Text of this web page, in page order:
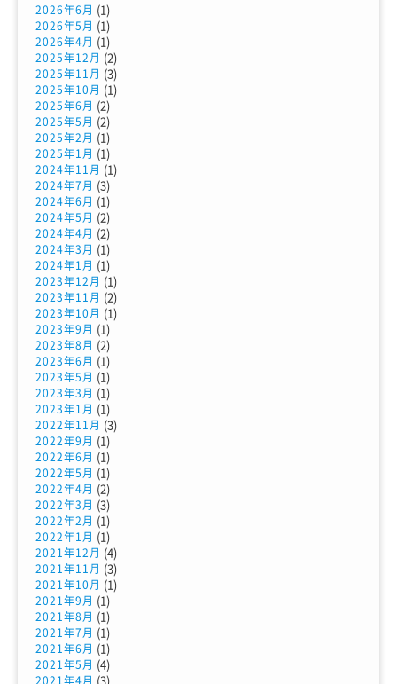
2026年6月 (1)
2026年5月 (1)
2026年4月 (1)
2025年12月 (2)
2025年11月 (3)
2025年10月 (1)
2025年6月 (2)
2025年5月 (2)
2025年2月 (1)
2025年1月 (1)
2024年11月 (1)
2024年7月 (3)
2024年6月 (1)
2024年5月 (2)
2024年4月 (2)
2024年3月 (1)
2024年1月 (1)
2023年12月 (1)
2023年11月 (2)
2023年10月 (1)
2023年9月 (1)
2023年8月 (2)
2023年6月 (1)
2023年5月 (1)
2023年3月 (1)
2023年1月 (1)
2022年11月 (3)
2022年9月 (1)
2022年6月 (1)
2022年5月 (1)
2022年4月 (2)
2022年3月 (3)
2022年2月 (1)
2022年1月 (1)
2021年12月 (4)
2021年11月 (3)
2021年10月 (1)
2021年9月 (1)
2021年8月 (1)
2021年7月 (1)
2021年6月 (1)
2021年5月 (4)
2021年4月 (3)